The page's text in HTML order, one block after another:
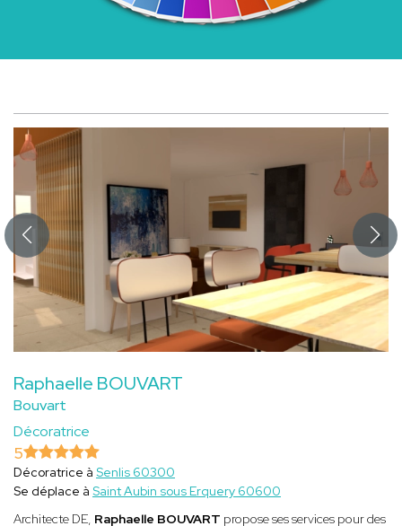
Raphaelle BOUVART
Bouvart
Décoratrice
5
Décoratrice à Senlis 60300
Se déplace à Saint Aubin sous Erquery 60600
Architecte DE, Raphaelle BOUVART propose ses services pour des